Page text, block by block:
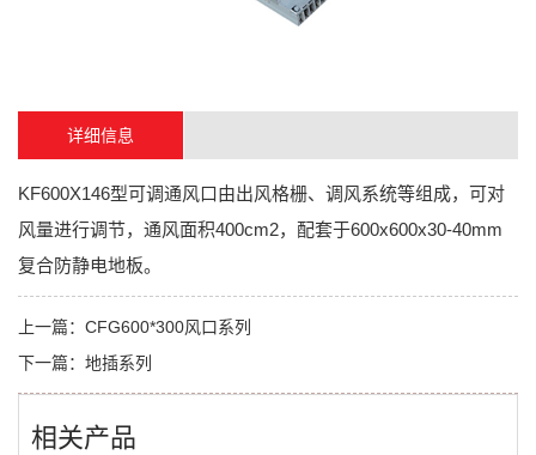
详细信息
KF600X146型可调通风口由出风格栅、调风系统等组成，可对
风量进行调节，通风面积400cm2，配套于600x600x30-40mm
复合防静电地板。
上一篇： CFG600*300风口系列
下一篇： 地插系列
相关产品